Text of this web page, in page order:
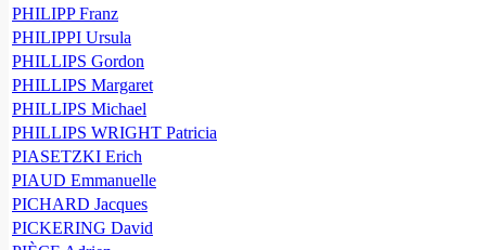
PHILIPP Franz
PHILIPPI Ursula
PHILLIPS Gordon
PHILLIPS Margaret
PHILLIPS Michael
PHILLIPS WRIGHT Patricia
PIASETZKI Erich
PIAUD Emmanuelle
PICHARD Jacques
PICKERING David